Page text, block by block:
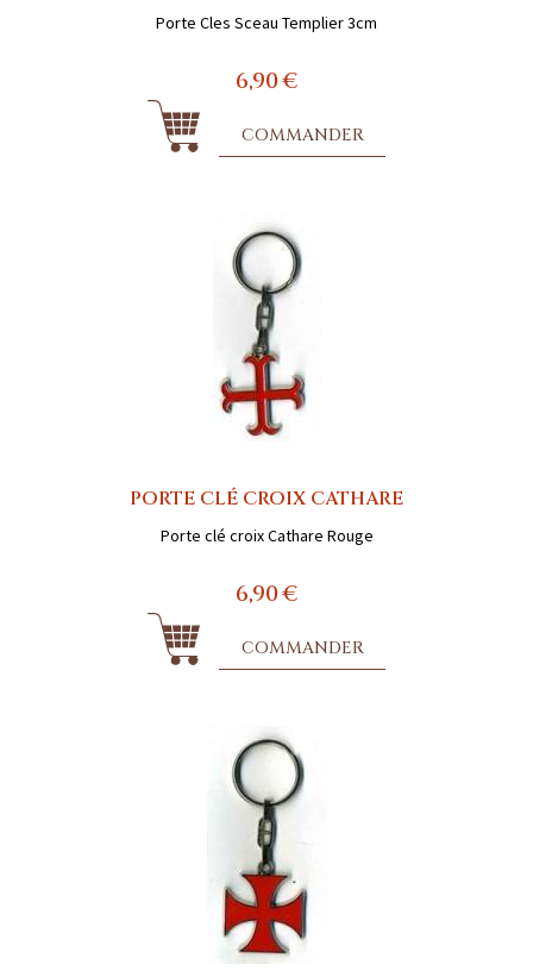
Porte Cles Sceau Templier 3cm
6,90 €
COMMANDER
PORTE CLÉ CROIX CATHARE
Porte clé croix Cathare Rouge
6,90 €
COMMANDER